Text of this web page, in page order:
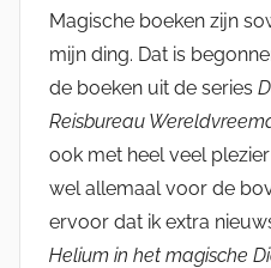
Magische boeken zijn
mijn ding. Dat is
de boeken uit de series
Reisbureau
ook met heel veel
wel allemaal voor de
ervoor dat ik extra
Helium in het magische